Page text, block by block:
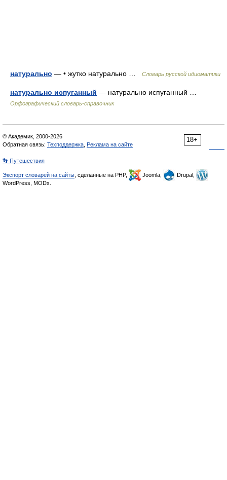
натурально — • жутко натурально … Словарь русской идиоматики
натурально испуганный — натурально испуганный …
Орфографический словарь-справочник
18+
© Академик, 2000-2026
Обратная связь: Техподдержка Реклама на сайте
👣 Путешествия
Экспорт словарей на сайты , сделанные на PHP, Joomla,
Drupal,
WordPress, MODx.